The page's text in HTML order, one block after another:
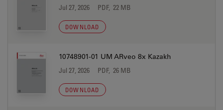
Jul 27, 2026 PDF, 22 MB
DOWNLOAD
10748901-01 UM ARveo 8x Kazakh
Jul 27, 2026 PDF, 26 MB
DOWNLOAD